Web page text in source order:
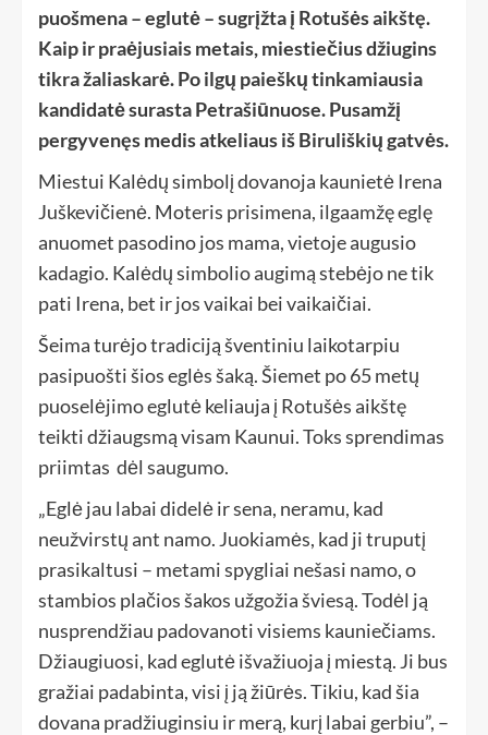
puošmena – eglutė – sugrįžta į Rotušės aikštę.
Kaip ir praėjusiais metais, miestiečius džiugins
tikra žaliaskarė. Po ilgų paieškų tinkamiausia
kandidatė surasta Petrašiūnuose. Pusamžį
pergyvenęs medis atkeliaus iš Biruliškių gatvės.
Miestui Kalėdų simbolį dovanoja kaunietė Irena
Juškevičienė. Moteris prisimena, ilgaamžę eglę
anuomet pasodino jos mama, vietoje augusio
kadagio. Kalėdų simbolio augimą stebėjo ne tik
pati Irena, bet ir jos vaikai bei vaikaičiai.
Šeima turėjo tradiciją šventiniu laikotarpiu
pasipuošti šios eglės šaką. Šiemet po 65 metų
puoselėjimo eglutė keliauja į Rotušės aikštę
teikti džiaugsmą visam Kaunui. Toks sprendimas
priimtas dėl saugumo.
„Eglė jau labai didelė ir sena, neramu, kad
neužvirstų ant namo. Juokiamės, kad ji truputį
prasikaltusi – metami spygliai nešasi namo, o
stambios plačios šakos užgožia šviesą. Todėl ją
nusprendžiau padovanoti visiems kauniečiams.
Džiaugiuosi, kad eglutė išvažiuoja į miestą. Ji bus
gražiai padabinta, visi į ją žiūrės. Tikiu, kad šia
dovana pradžiuginsiu ir merą, kurį labai gerbiu”, –